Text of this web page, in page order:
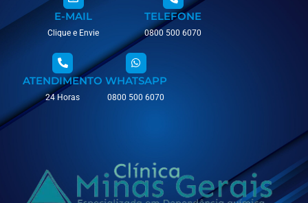
E-MAIL
Clique e Envie
TELEFONE
0800 500 6070
ATENDIMENTO
24 Horas
WHATSAPP
0800 500 6070